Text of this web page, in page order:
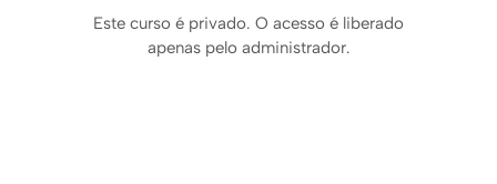
Este curso é privado. O acesso é liberado
apenas pelo administrador.